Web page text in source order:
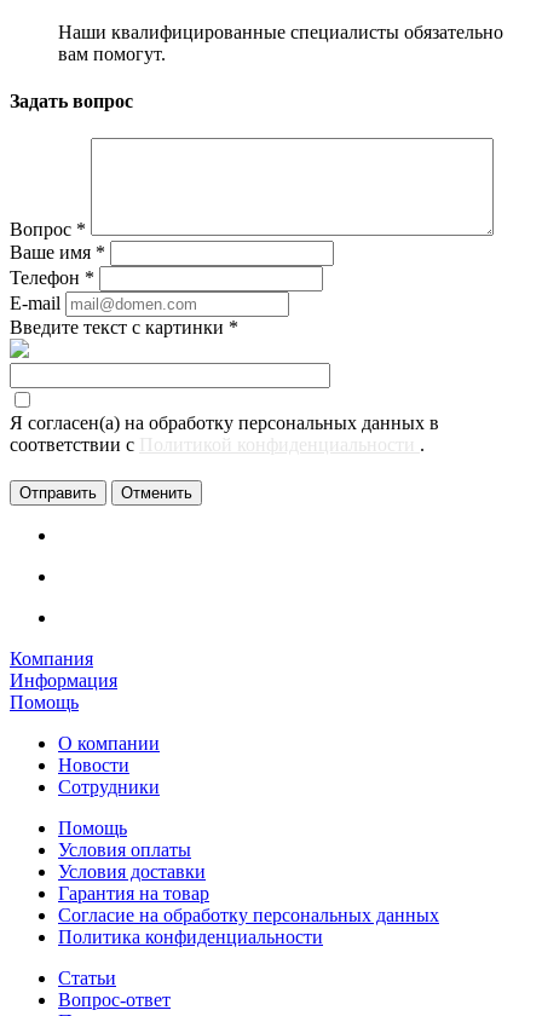
Наши квалифицированные специалисты обязательно
вам помогут.
Задать вопрос
Вопрос *
Ваше имя *
Телефон *
E-mail
Введите текст с картинки *
Я согласен(а) на обработку персональных данных в
соответствии с Политикой конфиденциальности .
Отменить
Компания
Информация
Помощь
О компании
Новости
Сотрудники
Помощь
Условия оплаты
Условия доставки
Гарантия на товар
Согласие на обработку персональных данных
Политика конфиденциальности
Статьи
Вопрос-ответ